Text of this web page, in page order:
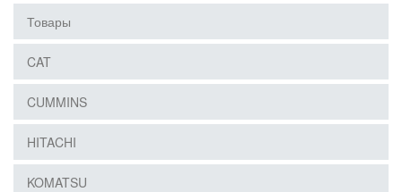
Товары
CAT
CUMMINS
HITACHI
KOMATSU